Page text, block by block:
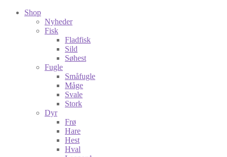
Shop
Nyheder
Fisk
Fladfisk
Sild
Søhest
Fugle
Småfugle
Måge
Svale
Stork
Dyr
Frø
Hare
Hest
Hval